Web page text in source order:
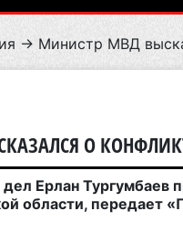
→ Министр МВД
О
Ерлан Тургумбаев
области, передает